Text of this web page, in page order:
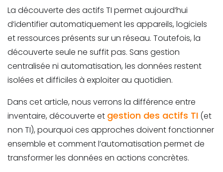
La découverte des actifs TI permetaujourd’hui
d’identifier automatiquement les appareils, logiciels
et ressources présents sur un réseau. Toutefois, la
découverte seule ne suffit pas. Sans gestion
centralisée ni automatisation, les données restent
isolées et difficiles à exploiterau quotidien.
Dans cet article, nous verrons la différence entre
inventaire, découverte et gestion des actifs TI (et
non TI), pourquoi ces approches doivent fonctionner
ensemble et comment l’automatisation permet de
transformer les données en actions concrètes.